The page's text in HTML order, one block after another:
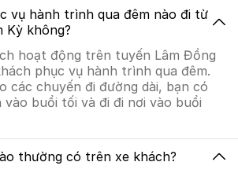
vụ hành trình qua đêm nào đi từ
Kỳ không?
hoạt động trên tuyến Lâm Đồng
phục vụ hành trình qua đêm.
các chuyến đi đường dài, bạn có
buổi tối và đi đi nơi vào buổi
thường có trên xe khách?